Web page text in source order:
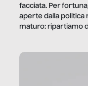
facciata. Per
aperte dalla politica
maturo: ripartiamo